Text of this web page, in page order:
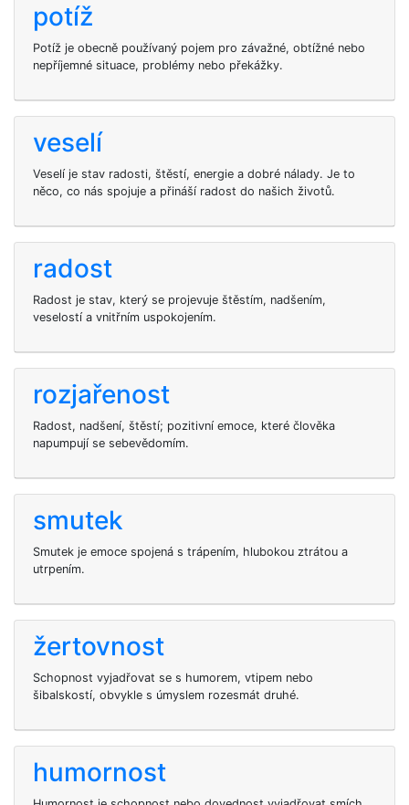
potíž
Potíž je obecně používaný pojem pro závažné, obtížné nebo
nepříjemné situace, problémy nebo překážky.
veselí
Veselí je stav radosti, štěstí, energie a dobré nálady. Je to
něco, co nás spojuje a přináší radost do našich životů.
radost
Radost je stav, který se projevuje štěstím, nadšením,
veselostí a vnitřním uspokojením.
rozjařenost
Radost, nadšení, štěstí; pozitivní emoce, které člověka
napumpují se sebevědomím.
smutek
Smutek je emoce spojená s trápením, hlubokou ztrátou a
utrpením.
žertovnost
Schopnost vyjadřovat se s humorem, vtipem nebo
šibalskostí, obvykle s úmyslem rozesmát druhé.
humornost